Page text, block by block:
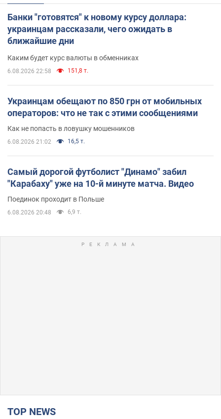
Банки "готовятся" к новому курсу доллара:
украинцам рассказали, чего ожидать в
ближайшие дни
Каким будет курс валюты в обменниках
6.08.2026 22:58 151,8 т.
Украинцам обещают по 850 грн от мобильных
операторов: что не так с этими сообщениями
Как не попасть в ловушку мошенников
6.08.2026 21:02 16,5 т.
Самый дорогой футболист "Динамо" забил
"Карабаху" уже на 10-й минуте матча. Видео
Поединок проходит в Польше
6.08.2026 20:48 6,9 т.
TOP NEWS